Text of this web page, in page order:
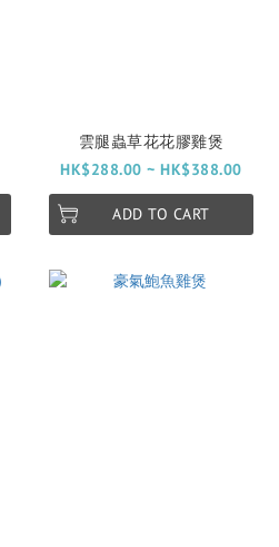
雲腿蟲草花花膠雞煲
HK$288.00 ~ HK$388.00
ADD TO CART